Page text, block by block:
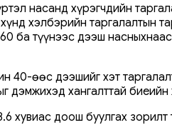
насанд хүрэгчдийн
хэлбэрийн таргалалтын
ба түүнээс дээш
40-өөс дээшийг хэт
дэмжихэд хангалттай
хувиас доош буулгах